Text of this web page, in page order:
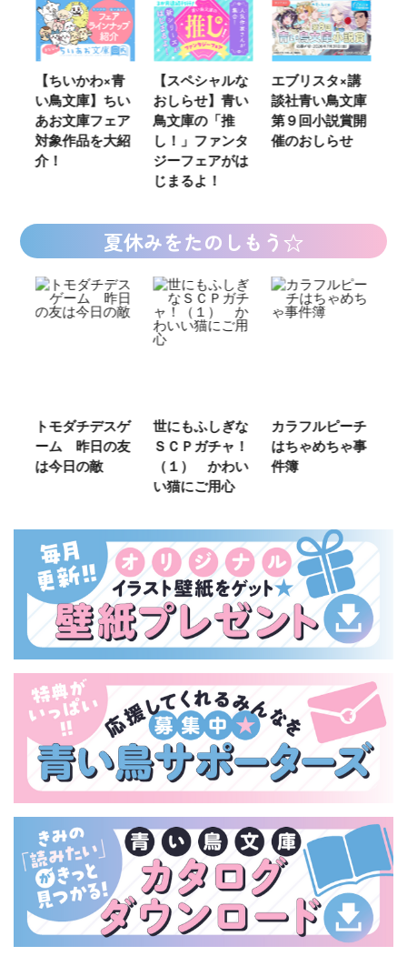
【ちいかわ×青
い鳥文庫】ちい
あお文庫フェア
対象作品を大紹
介！
【スペシャルな
おしらせ】青い
鳥文庫の「推
し！」ファンタ
ジーフェアがは
じまるよ！
エブリスタ×講
談社青い鳥文庫
第９回小説賞開
催のおしらせ
夏休みをたのしもう☆
トモダチデスゲ
ーム 昨日の友
は今日の敵
世にもふしぎな
ＳＣＰガチャ！
（１） かわい
い猫にご用心
カラフルピーチ
はちゃめちゃ事
件簿